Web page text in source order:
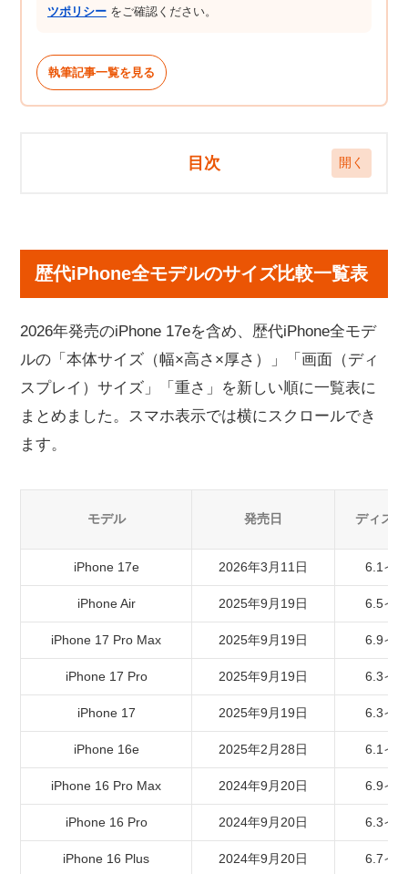
ツポリシー をご確認ください。
執筆記事一覧を見る
目次
【軽い・薄い・大きい・小さい順】iPhoneサイズ
別ランキング
薄いiPhoneランキング
大きいiPhoneランキング（画面が大きい順）
コンパクトなiPhoneランキング（幅が狭い順）
【シリーズ別】iPhoneサイズ比較
iPhone 16 / 16 Plus / 16 Pro / 16 Pro Max / 16eのサイ
較
iPhone 13 / 13 mini / 13 Pro / 13 Pro Maxのサイズ比較
iPhone 12 / 12 mini / 12 Pro / 12 Pro Maxのサイズ比較
iPhone 11 / 11 Pro / 11 Pro Maxのサイズ比較
iPhone X / XS / XS Max / XRのサイズ比較
iPhone 8以前のサイズ比較表
iPhoneのサイズに関するよくある質問
歴代でいちばん小さい・軽い・薄いiPhoneは？
片手で使えるサイズの目安は？
歴代iPhone全モデルのサイズ比較一覧表
2026年発売のiPhone 17eを含め、歴代iPhone全モデ
ルの「本体サイズ（幅×高さ×厚さ）」「画面（ディ
スプレイ）サイズ」「重さ」を新しい順に一覧表に
まとめました。スマホ表示では横にスクロールでき
ます。
モデル 発売日 ディス
iPhone 17e 2026年3月11日 6.1イ
iPhone Air 2025年9月19日 6.5イ
iPhone 17 Pro Max 2025年9月19日 6.9イ
iPhone 17 Pro 2025年9月19日 6.3イ
iPhone 17 2025年9月19日 6.3イ
iPhone 16e 2025年2月28日 6.1イ
iPhone 16 Pro Max 2024年9月20日 6.9イ
iPhone 16 Pro 2024年9月20日 6.3イ
iPhone 16 Plus 2024年9月20日 6.7イ